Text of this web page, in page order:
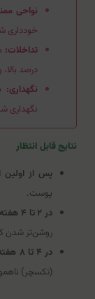
نواحی
خودداری
تداخلات:
درصد
نگهداری:
نگهداری
نتایج قابل انتظار
پس از اولین
پوست.
در ۲ تا ۴ هفته:
روشن‌تر شدن
در ۴ تا ۸ هفته:
(تکسچر)